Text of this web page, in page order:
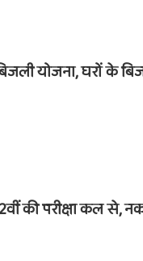
योजना, घरों के
की परीक्षा कल